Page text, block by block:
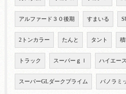
アルファード３０後期 すまいる
2トンカラー たんと タント
トラック スーパーｇｌ ハイエー
スーパーGLダークプライム パノラミ